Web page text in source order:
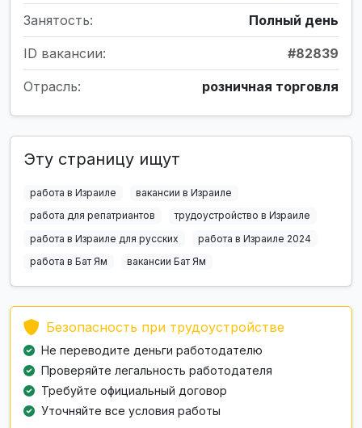
Занятость: Полный день
ID вакансии: #82839
Отрасль: розничная торговля
Эту страницу ищут
работа в Израиле
вакансии в Израиле
работа для репатриантов
трудоустройство в Израиле
работа в Израиле для русских
работа в Израиле 2024
работа в Бат Ям
вакансии Бат Ям
Безопасность при трудоустройстве
Не переводите деньги работодателю
Проверяйте легальность работодателя
Требуйте официальный договор
Уточняйте все условия работы